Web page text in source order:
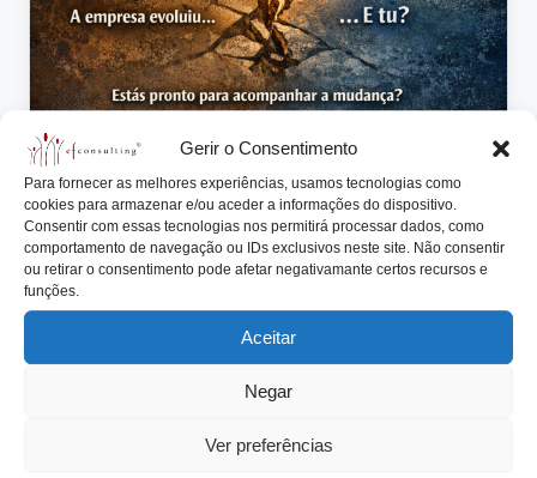
Gerir o Consentimento
Para fornecer as melhores experiências, usamos tecnologias como
cookies para armazenar e/ou aceder a informações do dispositivo.
Consentir com essas tecnologias nos permitirá processar dados, como
comportamento de navegação ou IDs exclusivos neste site. Não consentir
ou retirar o consentimento pode afetar negativamante certos recursos e
funções.
Aceitar
Negar
Ver preferências
Posted
in
Artigos Notícias
A tua empresa mudou contigo?
Posted
by
António Nogueira da Costa
A empresa mudou para se adaptar ao novo contexto.